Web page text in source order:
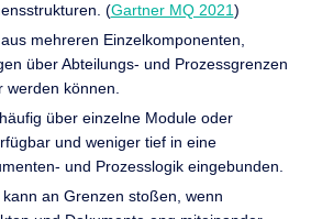
(Gartner MQ 2021)
mehreren Einzelkomponenten,
über Abteilungs- und Prozessgrenzen
werden können.
über einzelne Module oder
und weniger tief in eine
und Prozesslogik eingebunden.
an Grenzen stoßen, wenn